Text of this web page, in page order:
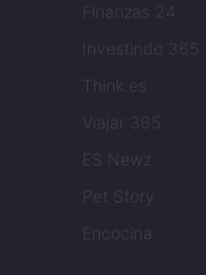
Finanzas 24
Investindo 365
Think.es
Viajar 365
ES Newz
Pet Story
Encocina